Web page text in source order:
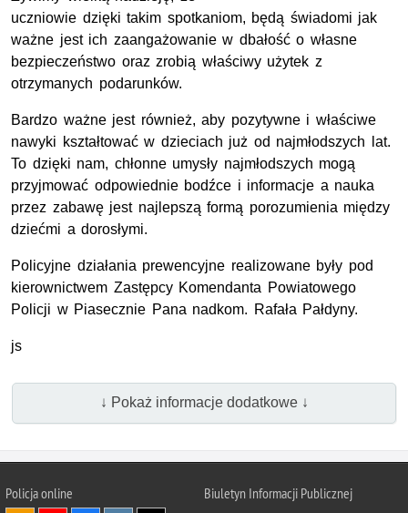
uczniowie dzięki takim spotkaniom, będą świadomi jak
ważne jest ich zaangażowanie w dbałość o własne
bezpieczeństwo oraz zrobią właściwy użytek z
otrzymanych podarunków.
Bardzo ważne jest również, aby pozytywne i właściwe
nawyki kształtować w dzieciach już od najmłodszych lat.
To dzięki nam, chłonne umysły najmłodszych mogą
przyjmować odpowiednie bodźce i informacje a nauka
przez zabawę jest najlepszą formą porozumienia między
dziećmi a dorosłymi.
Policyjne działania prewencyjne realizowane były pod
kierownictwem Zastępcy Komendanta Powiatowego
Policji w Piasecznie Pana nadkom. Rafała Pałdyny.
js
↓ Pokaż informacje dodatkowe ↓
Policja online Biuletyn Informacji Publicznej